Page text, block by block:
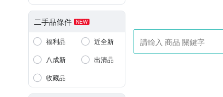
二手品條件 NEW
福利品
近全新
八成新
出清品
收藏品